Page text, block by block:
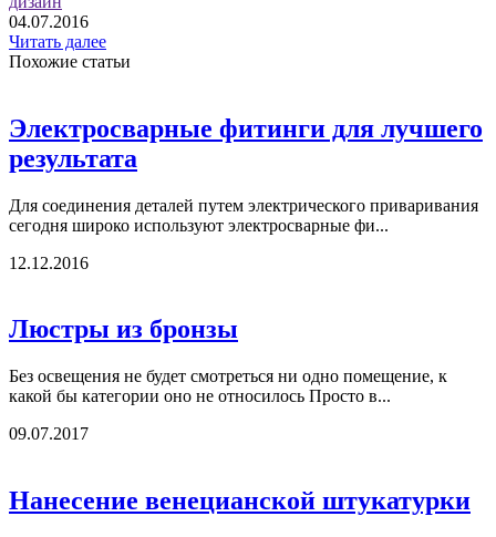
04.07.2016
Читать далее
Похожие статьи
Электросварные фитинги для лучшего
результата
Для соединения деталей путем электрического приваривания
сегодня широко используют электросварные фи...
12.12.2016
Люстры из бронзы
Без освещения не будет смотреться ни одно помещение, к
какой бы категории оно не относилось Просто в...
09.07.2017
Нанесение венецианской штукатурки